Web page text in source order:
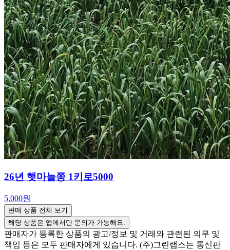
26년 햇마늘쫑 1키로5000
5,000원
판매 상품 전체 보기
해당 상품은 앱에서만 문의가 가능해요.
판매자가 등록한 상품의 광고/정보 및 거래와 관련된 의무 및
책임 등은 모두 판매자에게 있습니다. (주)그린랩스는 통신판